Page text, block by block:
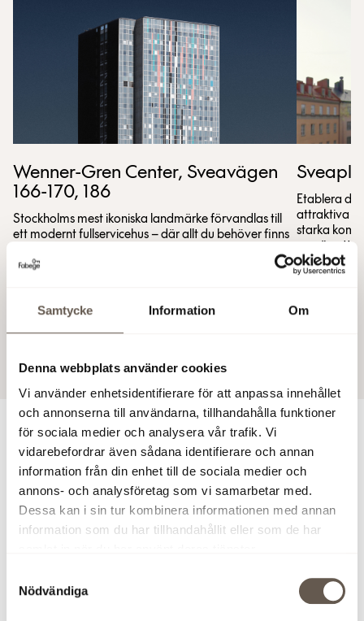
Samtycke Information Om
Denna webbplats använder cookies
Vi använder enhetsidentifierare för att anpassa innehållet
och annonserna till användarna, tillhandahålla funktioner
för sociala medier och analysera vår trafik. Vi
vidarebefordrar även sådana identifierare och annan
information från din enhet till de sociala medier och
annons- och analysföretag som vi samarbetar med.
Dessa kan i sin tur kombinera informationen med annan
information som du har tillhandahållit eller som de har
Nödvändiga
Wenner-Gren Center, Sveavägen
166-170, 186
Stockholms mest ikoniska landmärke förvandlas till
ett modernt fullservicehus – där allt du behöver finns
restaurang, café, gym, konferens, hörsal och
Läs mer om Wenner-Gren Center
Etablera
attraktiva
starka
mer än ett
arbetsplats
ytor för
Läs mer om
Kontakta oss
Ann-Louise Gustafsson
Uthyrare Förvaltning
+46 76 894 23 00